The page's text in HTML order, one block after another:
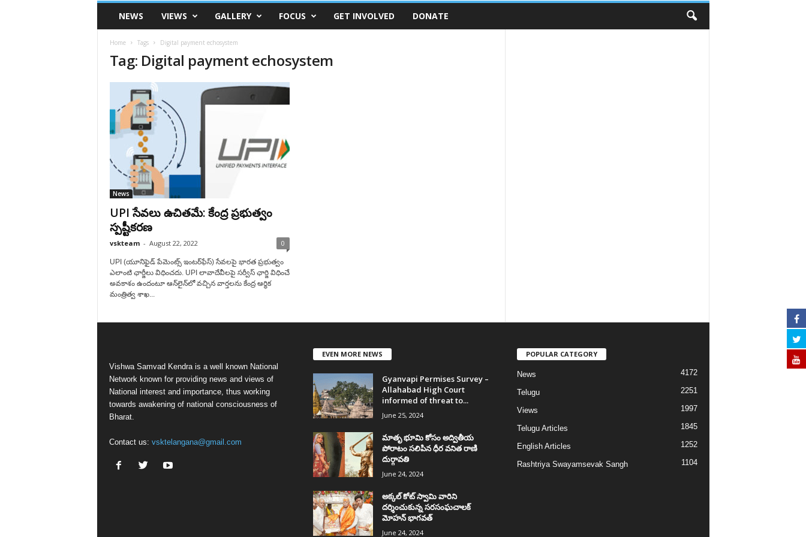
VSK
TelanganaNEWS VIEWS GALLERY FOCUS GET INVOLVED DONATE
Home Tags Digital payment echosystem
Tag: Digital payment echosystem
News
UPI సేవలు ఉచితమే: కేంద్ర ప్రభుత్వం
స్పష్టీకరణ
vskteam - August 22, 2022 0
UPI (యూనిఫైడ్ పేమెంట్స్ ఇంటర్‌ఫేస్) సేవలపై భారత ప్రభుత్వం
ఎలాంటి ఛార్జీలు విధించదు. UPI లావాదేవీలపై సర్వీస్ ఛార్జి విధించే
అవకాశం ఉందంటూ ఆన్‌లైన్‌లో వచ్చిన వార్తలను కేంద్ర ఆర్థిక
మంత్రిత్వ శాఖ...
Vishwa Samvad Kendra is a well known National
Network known for providing news and views of
National interest and importance, thus working
towards awakening of national consciousness of
Bharat.
Contact us: vsktelangana@gmail.com
EVEN MORE NEWS
Gyanvapi Permises Survey –
Allahabad High Court
informed of threat to...
June 25, 2024
మాతృ భూమి కోసం అద్వితీయ
పోరాటం సలిపిన ధీర వనిత రాణి
దుర్గావతి
June 24, 2024
అక్కల్‌ కోట్‌ స్వామి వారిని
దర్శించుకున్న సరసంఘచాలక్
మోహన్ భాగవత్
June 24, 2024
POPULAR CATEGORY
News 4172
Telugu 2251
Views 1997
Telugu Articles 1845
English Articles 1252
Rashtriya Swayamsevak Sangh 1104